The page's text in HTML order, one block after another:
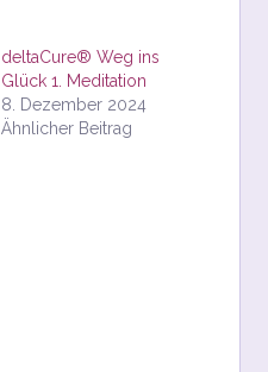
deltaCure® Weg ins
Glück 1. Meditation
8. Dezember 2024
Ähnlicher Beitrag